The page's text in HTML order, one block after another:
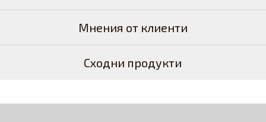
Мнения от клиенти
Сходни продукти